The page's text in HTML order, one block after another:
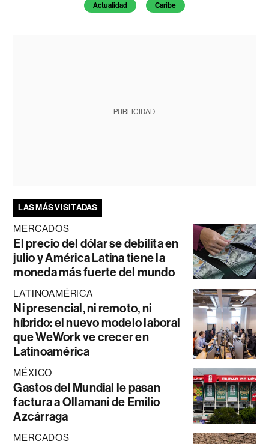
Actualidad Caribe
PUBLICIDAD
LAS MÁS VISITADAS
MERCADOS
El precio del dólar se debilita en
julio y América Latina tiene la
moneda más fuerte del mundo
LATINOAMÉRICA
Ni presencial, ni remoto, ni
híbrido: el nuevo modelo laboral
que WeWork ve crecer en
Latinoamérica
MÉXICO
Gastos del Mundial le pasan
factura a Ollamani de Emilio
Azcárraga
MERCADOS